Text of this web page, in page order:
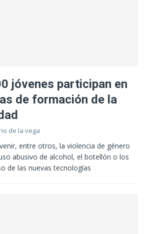
jóvenes participan en
de formación de la
de la vega
entre otros, la violencia de género
abusivo de alcohol, el botellón o los
de las nuevas tecnologías